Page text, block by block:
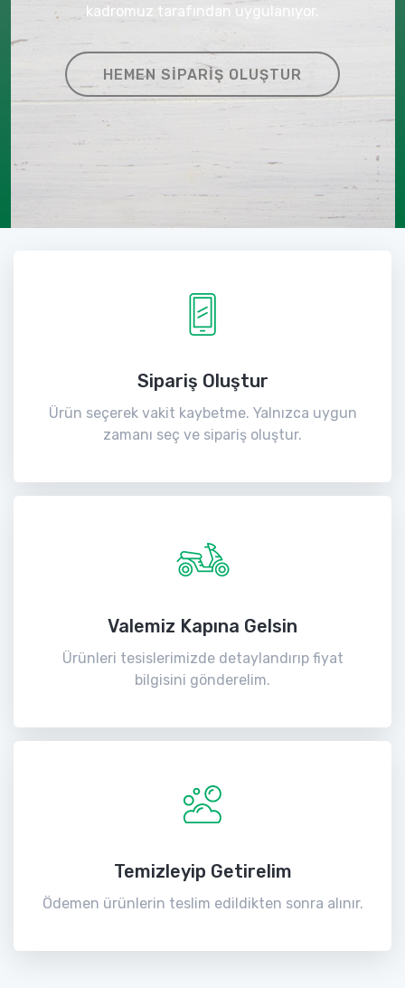
kadromuz tarafından uygulanıyor.
HEMEN SIPARIŞ OLUŞTUR
Sipariş Oluştur
Ürün seçerek vakit kaybetme. Yalnızca uygun
zamanı seç ve sipariş oluştur.
Valemiz Kapına Gelsin
Ürünleri tesislerimizde detaylandırıp fiyat
bilgisini gönderelim.
Temizleyip Getirelim
Ödemen ürünlerin teslim edildikten sonra alınır.